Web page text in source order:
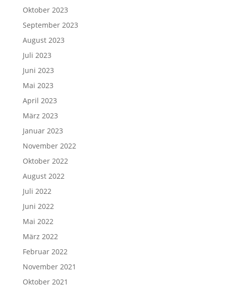
Oktober 2023
September 2023
August 2023
Juli 2023
Juni 2023
Mai 2023
April 2023
März 2023
Januar 2023
November 2022
Oktober 2022
August 2022
Juli 2022
Juni 2022
Mai 2022
März 2022
Februar 2022
November 2021
Oktober 2021